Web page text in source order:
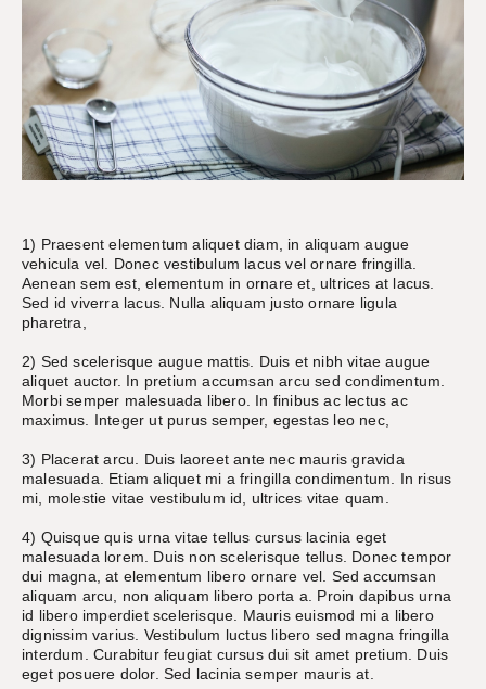
1) Praesent elementum aliquet diam, in aliquam augue
vehicula vel. Donec vestibulum lacus vel ornare fringilla.
Aenean sem est, elementum in ornare et, ultrices at lacus.
Sed id viverra lacus. Nulla aliquam justo ornare ligula
pharetra,
2) Sed scelerisque augue mattis. Duis et nibh vitae augue
aliquet auctor. In pretium accumsan arcu sed condimentum.
Morbi semper malesuada libero. In finibus ac lectus ac
maximus. Integer ut purus semper, egestas leo nec,
3) Placerat arcu. Duis laoreet ante nec mauris gravida
malesuada. Etiam aliquet mi a fringilla condimentum. In risus
mi, molestie vitae vestibulum id, ultrices vitae quam.
4) Quisque quis urna vitae tellus cursus lacinia eget
malesuada lorem. Duis non scelerisque tellus. Donec tempor
dui magna, at elementum libero ornare vel. Sed accumsan
aliquam arcu, non aliquam libero porta a. Proin dapibus urna
id libero imperdiet scelerisque. Mauris euismod mi a libero
dignissim varius. Vestibulum luctus libero sed magna fringilla
interdum. Curabitur feugiat cursus dui sit amet pretium. Duis
eget posuere dolor. Sed lacinia semper mauris at.